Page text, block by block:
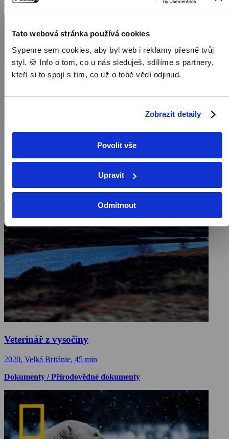
Tato webová stránka používá cookies
Sypeme sem cookies, aby byl web i reklamy přesně tvůj
styl. 🍪 Info o tom, co u nás sleduješ, sdílíme s partnery,
kteří si to spojí s tím, co už o tobě vědí odjinud.
Zobrazit detaily
Povolit vše
Upravit
Odmítnout
Dokumenty / Přírodovědné dokumenty
Veterinář z vysočiny
2020, Velká Británie, 45 min
Dokumenty / Přírodovědné dokumenty